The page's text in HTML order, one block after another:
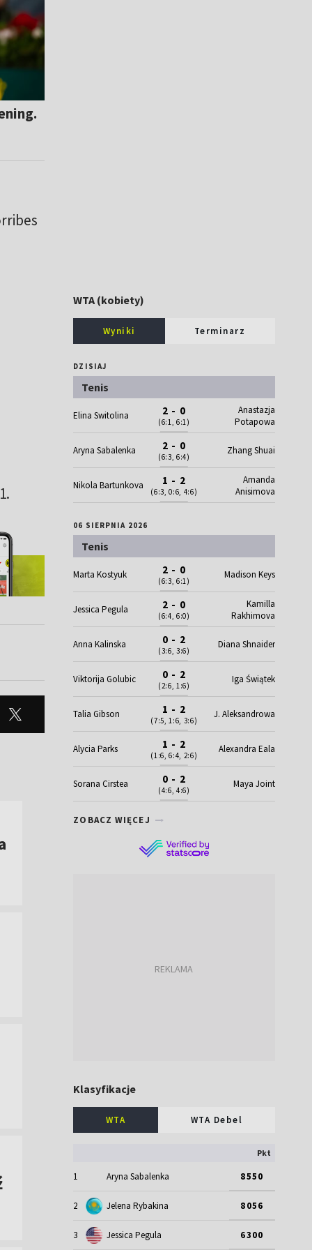
WTA (kobiety)
Wyniki Terminarz
DZISIAJ
Tenis
Elina Switolina 2 - 0
(6:1, 6:1)
Anastazja
Potapowa
Aryna Sabalenka 2 - 0
(6:3, 6:4)
Zhang Shuai
Nikola Bartunkova 1 - 2
(6:3, 0:6, 4:6)
Amanda
Anisimova
06 SIERPNIA 2026
Tenis
Marta Kostyuk 2 - 0
(6:3, 6:1)
Madison Keys
Jessica Pegula 2 - 0
(6:4, 6:0)
Kamilla
Rakhimova
Anna Kalinska 0 - 2
(3:6, 3:6)
Diana Shnaider
Viktorija Golubic 0 - 2
(2:6, 1:6)
Iga Świątek
Talia Gibson 1 - 2
(7:5, 1:6, 3:6)
J. Aleksandrowa
Alycia Parks 1 - 2
(1:6, 6:4, 2:6)
Alexandra Eala
Sorana Cirstea 0 - 2
(4:6, 4:6)
Maya Joint
ZOBACZ WIĘCEJ
Klasyfikacje
WTA WTA Debel
Pkt
1 Aryna Sabalenka 8550
2 Jelena Rybakina 8056
3 Jessica Pegula 6300